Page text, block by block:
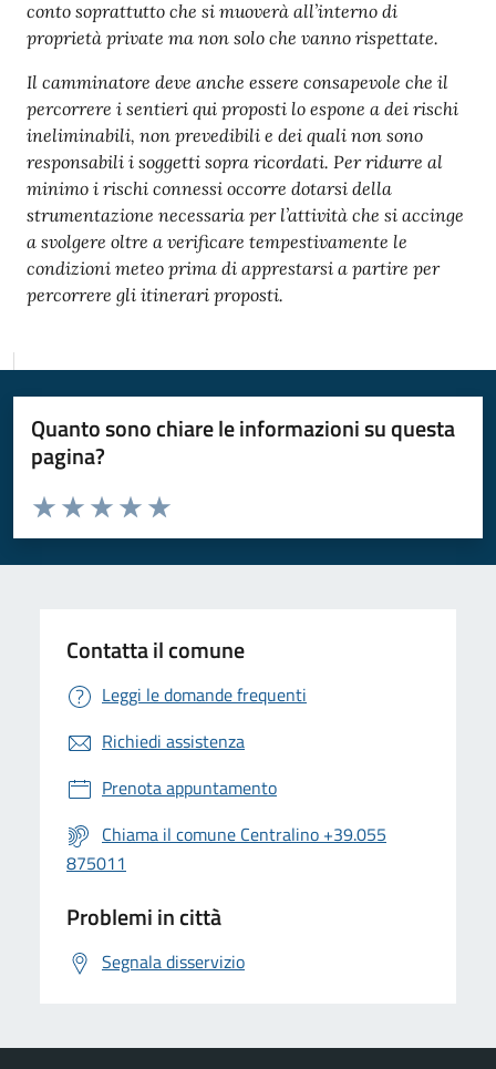
conto soprattutto che si muoverà all’interno di
proprietà private ma non solo che vanno rispettate.
Il camminatore deve anche essere consapevole che il
percorrere i sentieri qui proposti lo espone a dei rischi
ineliminabili, non prevedibili e dei quali non sono
responsabili i soggetti sopra ricordati. Per ridurre al
minimo i rischi connessi occorre dotarsi della
strumentazione necessaria per l’attività che si accinge
a svolgere oltre a verificare tempestivamente le
condizioni meteo prima di apprestarsi a partire per
percorrere gli itinerari proposti.
Quanto sono chiare le informazioni su questa
pagina?
Valuta da 1 a 5 stelle la pagina
Valuta 5 stelle su 5
Valuta 4 stelle su 5
Valuta 3 stelle su 5
Valuta 2 stelle su 5
Valuta 1 stelle su 5
Contatta il comune
Leggi le domande frequenti
Richiedi assistenza
Prenota appuntamento
Chiama il comune Centralino +39.055
875011
Problemi in città
Segnala disservizio